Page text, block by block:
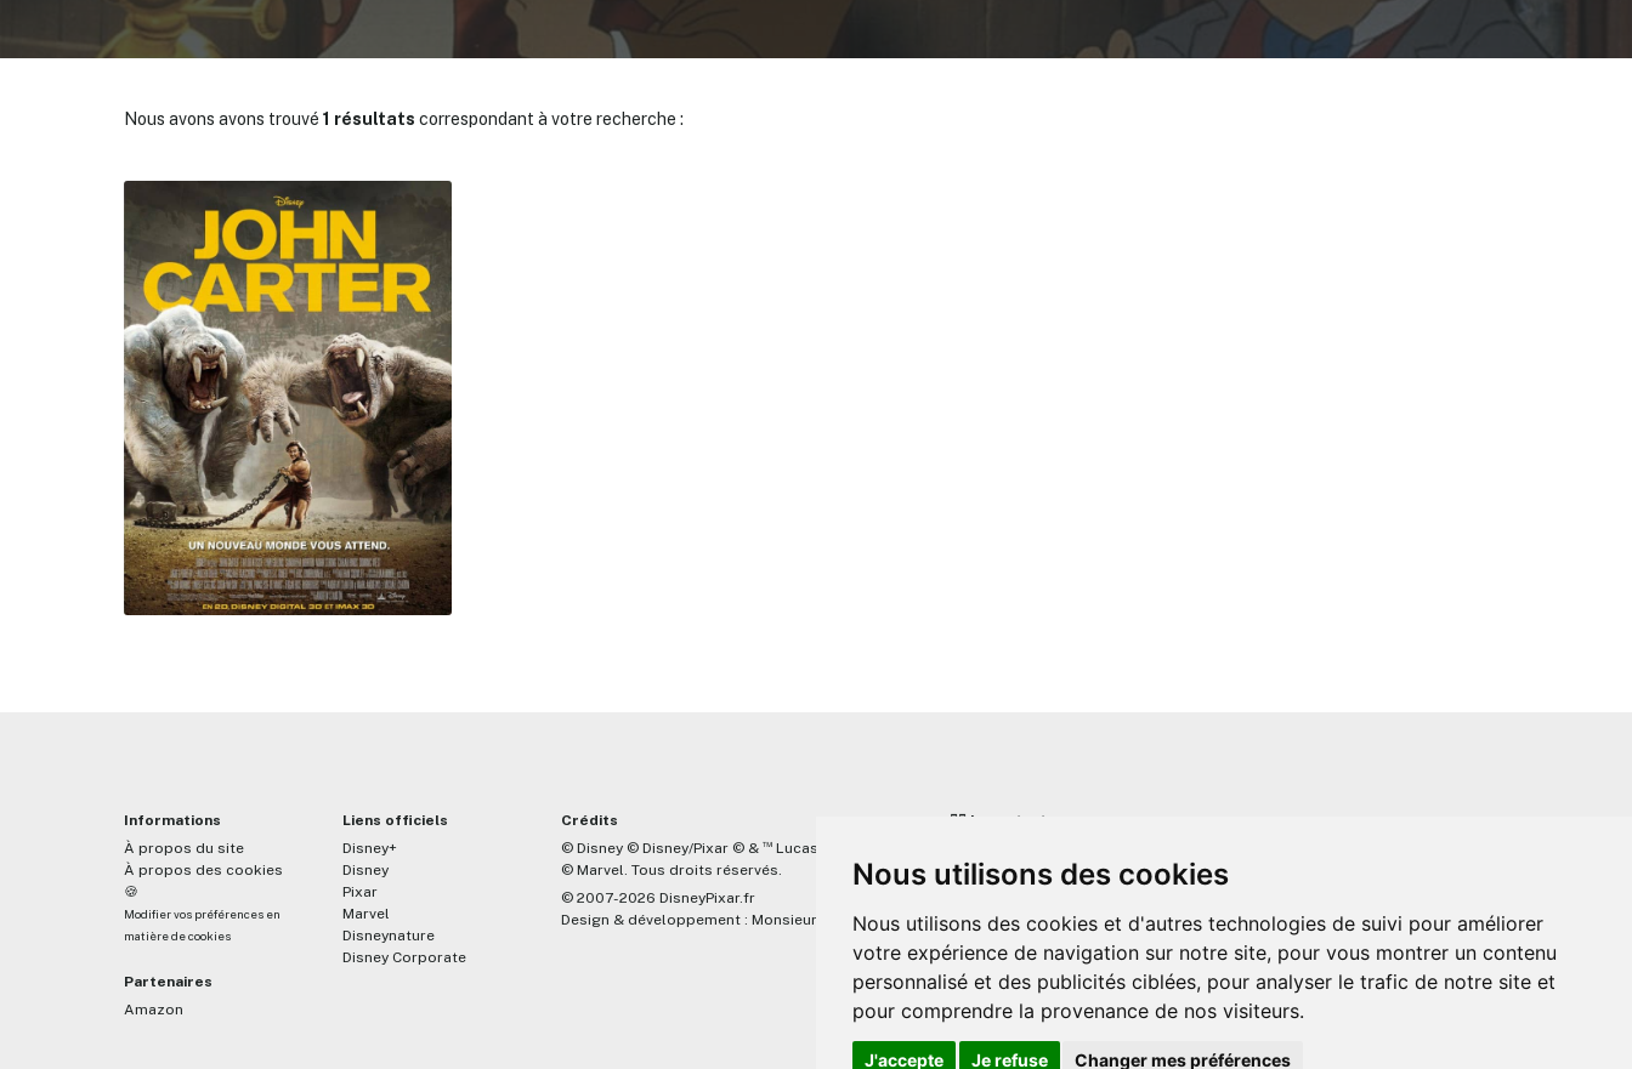
Nous utilisons des cookies
Nous utilisons des cookies et d'autres technologies de suivi pour améliorer
votre expérience de navigation sur notre site, pour vous montrer un contenu
personnalisé et des publicités ciblées, pour analyser le trafic de notre site et
pour comprendre la provenance de nos visiteurs.
J'accepte Je refuse Changer mes préférences
Nous avons avons trouvé 1 résultats correspondant à votre recherche :
Informations
À propos du site
À propos des cookies
🍪
Modifier vos préférences en
matière de cookies
Partenaires
Amazon
Liens officiels
Disney+
Disney
Pixar
Marvel
Disneynature
Disney Corporate
Crédits
© Disney © Disney/Pixar © & ™ Lucasfilm LTD
© Marvel. Tous droits réservés.
© 2007-2026 DisneyPixar.fr
Design & développement : MonsieurPaul
☝🏼 Important
lié de quelque manière que ce soit avec The Walt Disney
Company, Pixar, Disney Enterprises, Inc ou leurs dérivés ou
associés. Toute demande adressée aux studios Disney ou
Pixar sera ignorée. Merci de votre compréhension.
✕